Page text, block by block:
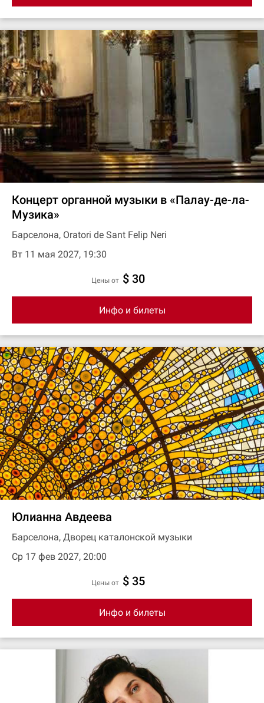
Концерт органной музыки в «Палау-де-ла-
Музика»
Барселона, Oratori de Sant Felip Neri
Вт 11 мая 2027, 19:30
цены от $ 30
Инфо и билеты
Юлианна Авдеева
Барселона, Дворец каталонской музыки
Ср 17 фев 2027, 20:00
цены от $ 35
Инфо и билеты